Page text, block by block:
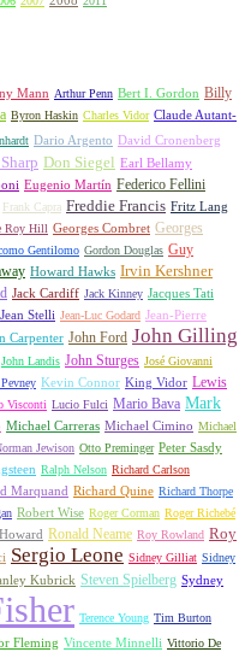
Mann Arthur Penn Bert I. Gordon Billy
Byron Haskin Charles Vidor Claude Autant-
Dario Argento David Cronenberg
Don Siegel Earl Bellamy
Eugenio Martín Federico Fellini
Frank Capra Freddie Francis Fritz Lang
Roy Hill Georges Combret Georges
Gentilomo Gordon Douglas Guy
Howard Hawks Irvin Kershner
Jack Cardiff Jack Kinney Jacques Tati
Jean Stelli Jean-Luc Godard Jean-Pierre
Carpenter John Ford John Gilling
John Landis John Sturges José Giovanni
Kevin Connor King Vidor Lewis
Visconti Lucio Fulci Mario Bava Mark
Michael Carreras Michael Cimino Michael
Jewison Otto Preminger Peter Sasdy
Ralph Nelson Richard Carlson
Marquand Richard Quine Richard Thorpe
Robert Wise Roger Corman Roger Richebé
Ronald Neame Roy Rowland Roy
Sergio Leone Sidney Gilliat Sidney
Kubrick Steven Spielberg Sydney
Terence Young Tim Burton
Fleming Vincente Minnelli Vittorio De